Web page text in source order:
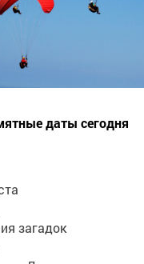
даты сегодня
загадок